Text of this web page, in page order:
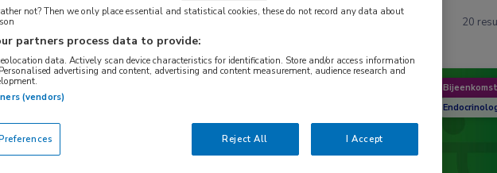
20
Endocrinologie, Kindergeneeskunde, Nefrologie, Reumatologie
Bijeenkomst
not? Then we only place essential and statistical cookies, these do not record any data about
partners process data to provide:
data. Actively scan device characteristics for identification. Store and/or access information
advertising and content, advertising and content measurement, audience research and
(vendors)
Reject All I Accept